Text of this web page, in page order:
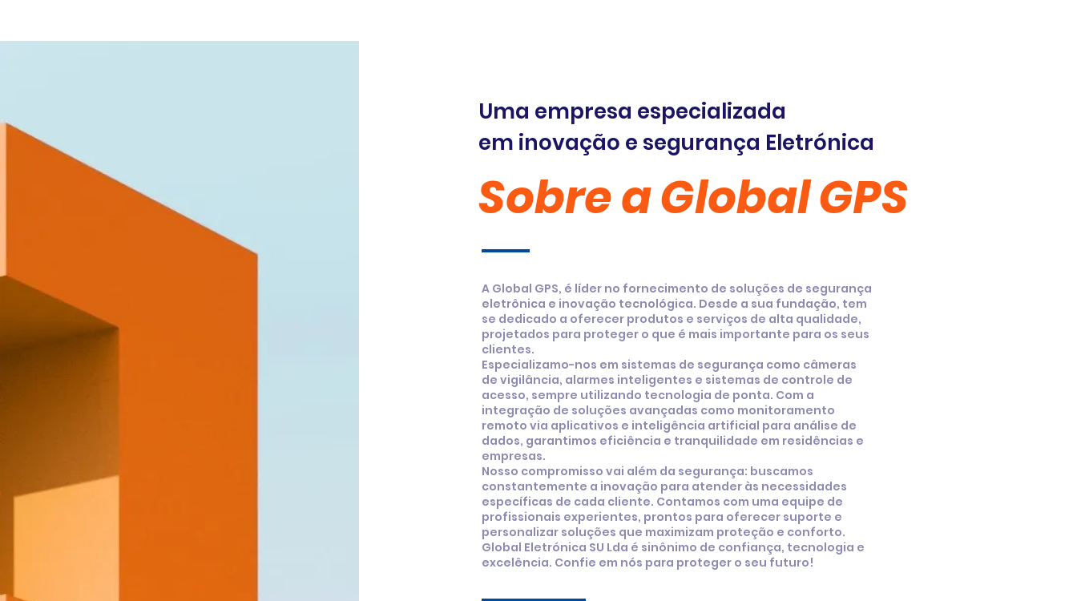
Uma empresa especializada
em inovação e segurança Eletrónica
Sobre a Global GPS
A Global GPS, é líder no fornecimento de soluções de segurança
eletrônica e inovação tecnológica. Desde a sua fundação, tem
se dedicado a oferecer produtos e serviços de alta qualidade,
projetados para proteger o que é mais importante para os seus
clientes.
Especializamo-nos em sistemas de segurança como câmeras
de vigilância, alarmes inteligentes e sistemas de controle de
acesso, sempre utilizando tecnologia de ponta. Com a
integração de soluções avançadas como monitoramento
remoto via aplicativos e inteligência artificial para análise de
dados, garantimos eficiência e tranquilidade em residências e
empresas.
Nosso compromisso vai além da segurança: buscamos
constantemente a inovação para atender às necessidades
específicas de cada cliente. Contamos com uma equipe de
profissionais experientes, prontos para oferecer suporte e
personalizar soluções que maximizam proteção e conforto.
Global Eletrónica SU Lda é sinônimo de confiança, tecnologia e
excelência. Confie em nós para proteger o seu futuro!